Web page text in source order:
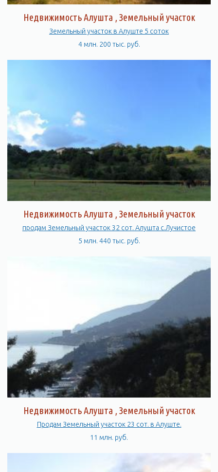
Недвижимость Алушта , Земельный участок
Земельный участок в Алуште 5 соток
4 млн. 200 тыс. руб.
Недвижимость Алушта , Земельный участок
продам Земельный участок 32 сот. Алушта с.Лучистое
5 млн. 440 тыс. руб.
Недвижимость Алушта , Земельный участок
Продам Земельный участок 23 сот. в Алуште.
11 млн. руб.